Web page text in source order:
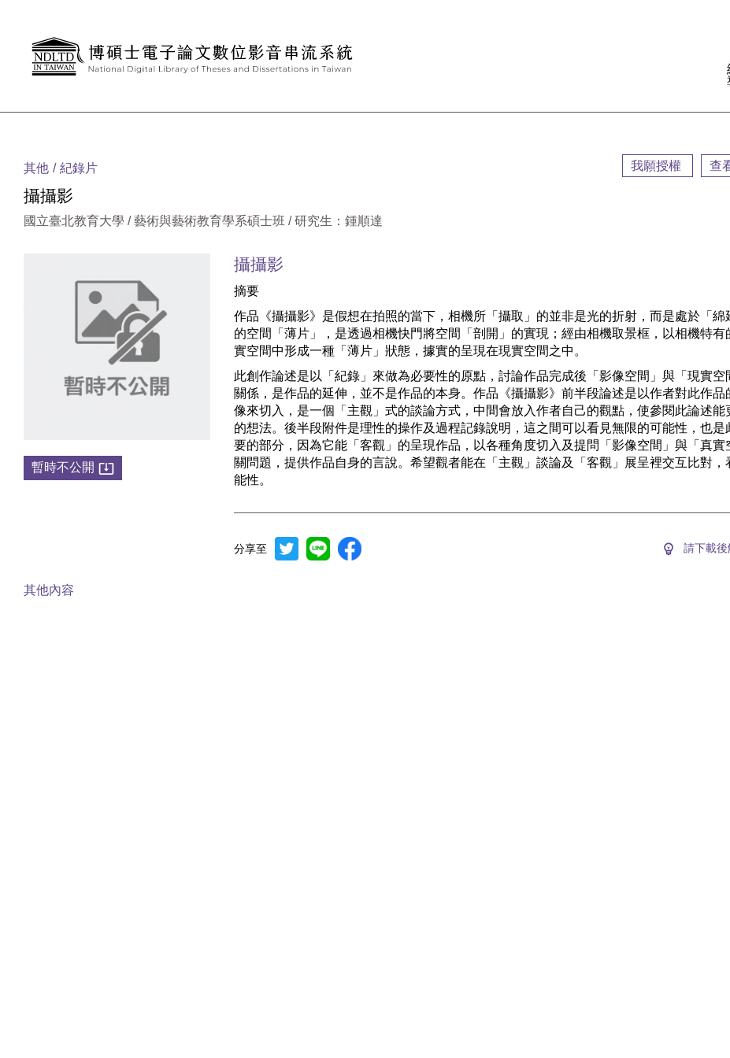
其他 紀錄片
攝攝影
國立臺北教育大學 / 藝術與藝術教育學系碩士班 / 研究生：鍾順達
我願授權 查
暫時不公開
攝攝影
摘要
作品《攝攝影》是假想在拍照的當下，相機所「攝取」的並非是光的折射，而是處於「綿
的空間「薄片」，是透過相機快門將空間「剖開」的實現；經由相機取景框，以相機特有
實空間中形成一種「薄片」狀態，據實的呈現在現實空間之中。
此創作論述是以「紀錄」來做為必要性的原點，討論作品完成後「影像空間」與「現實空
關係，是作品的延伸，並不是作品的本身。作品《攝攝影》前半段論述是以作者對此作品
像來切入，是一個「主觀」式的談論方式，中間會放入作者自己的觀點，使參閱此論述能
的想法。後半段附件是理性的操作及過程記錄說明，這之間可以看見無限的可能性，也是
要的部分，因為它能「客觀」的呈現作品，以各種角度切入及提問「影像空間」與「真實
關問題，提供作品自身的言說。希望觀者能在「主觀」談論及「客觀」展呈裡交互比對，
能性。
分享至 請下載後
其他內容